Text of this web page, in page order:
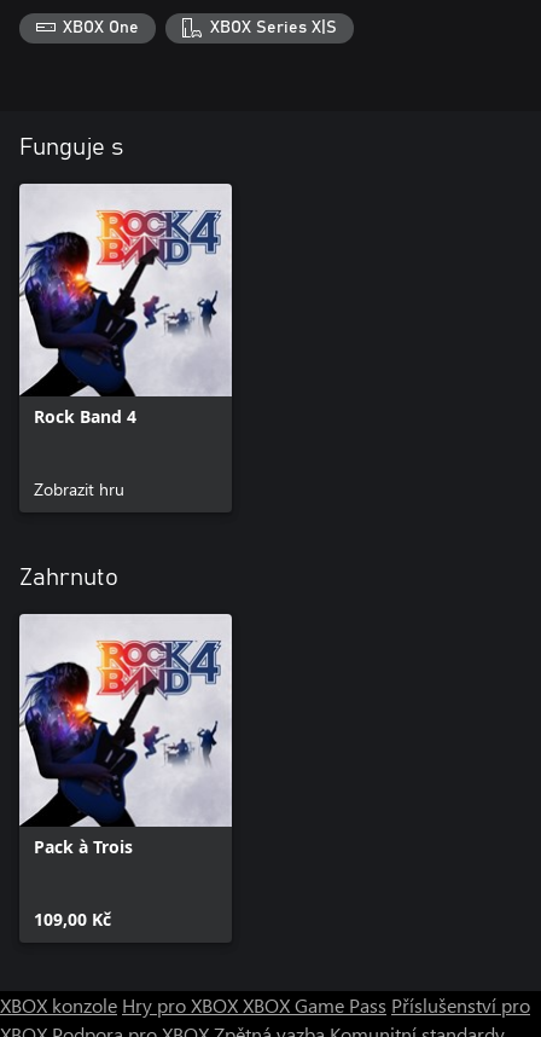
XBOX One XBOX Series X|S
Funguje s
Rock Band 4
Zobrazit hru
Zahrnuto
Pack à Trois
109,00 Kč
XBOX konzole Hry pro XBOXXBOX Game Pass Příslušenství pro